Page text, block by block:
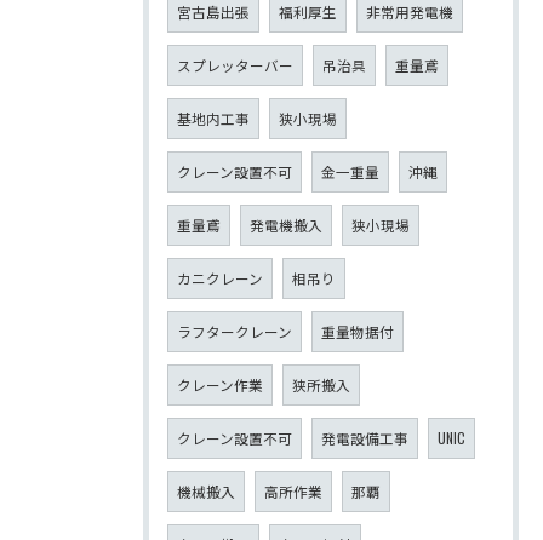
宮古島出張 福利厚生 非常用発電機
スプレッターバー 吊治具 重量鳶
基地内工事 狭小現場
クレーン設置不可 金一重量 沖縄
重量鳶 発電機搬入 狭小現場
カニクレーン 相吊り
ラフタークレーン 重量物据付
クレーン作業 狭所搬入
クレーン設置不可 発電設備工事 UNIC
機械搬入 高所作業 那覇